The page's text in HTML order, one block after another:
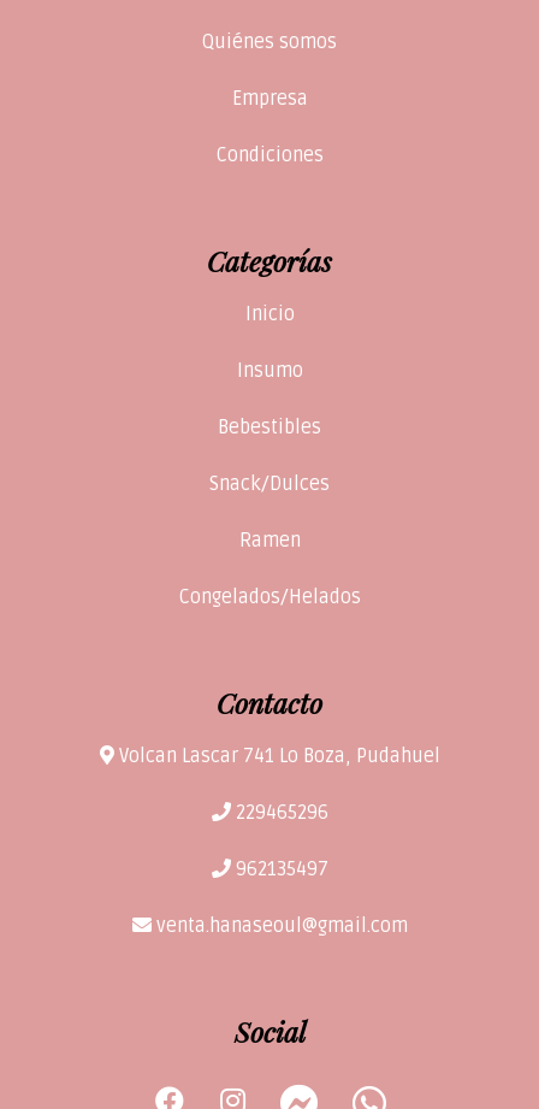
Quiénes somos
Empresa
Condiciones
Categorías
Inicio
Insumo
Bebestibles
Snack/Dulces
Ramen
Congelados/Helados
Contacto
Volcan Lascar 741 Lo Boza, Pudahuel
229465296
962135497
venta.hanaseoul@gmail.com
Social